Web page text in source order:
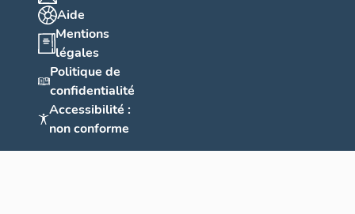
Aide
Mentions
légales
Politique de
confidentialité
Accessibilité :
non conforme